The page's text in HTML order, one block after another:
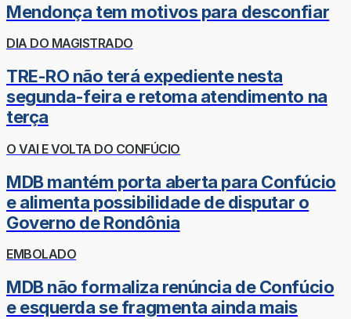
Mendonça tem motivos para desconfiar
DIA DO MAGISTRADO
TRE-RO não terá expediente nesta
segunda-feira e retoma atendimento na
terça
O VAI E VOLTA DO CONFÚCIO
MDB mantém porta aberta para Confúcio
e alimenta possibilidade de disputar o
Governo de Rondônia
EMBOLADO
MDB não formaliza renúncia de Confúcio
e esquerda se fragmenta ainda mais